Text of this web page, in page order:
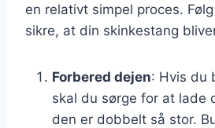
en relativt simpel proces.
sikre, at din skinkestang
Forbered dejen: Hvis du
skal du sørge for at lade
den er dobbelt så stor.